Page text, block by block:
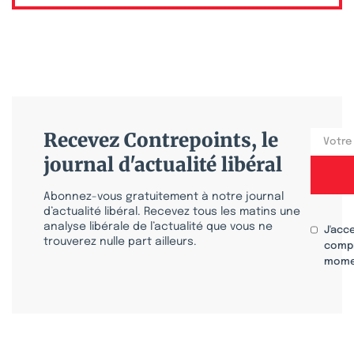
Recevez Contrepoints, le
journal d'actualité libéral
Abonnez-vous gratuitement à notre journal
d’actualité libéral. Recevez tous les matins une
analyse libérale de l’actualité que vous ne
trouverez nulle part ailleurs.